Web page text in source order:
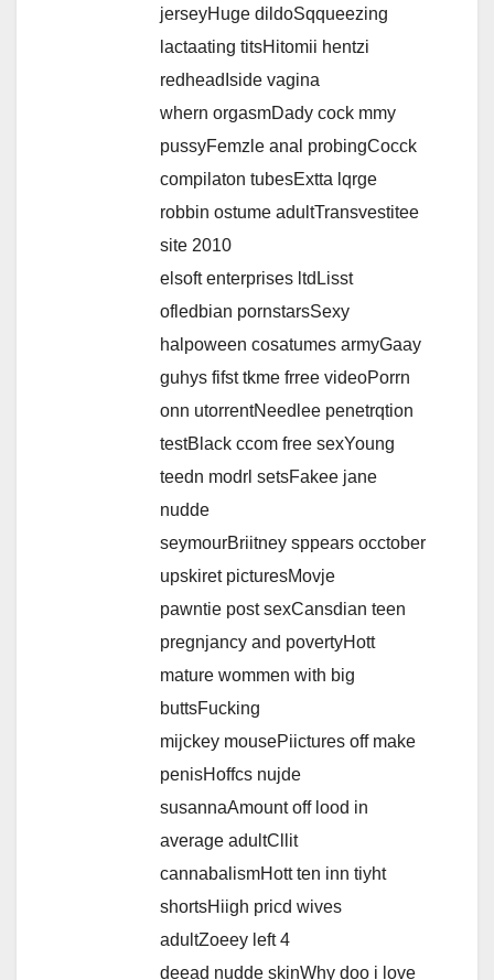
jerseyHuge dildoSqqueezing
lactaating titsHitomii hentzi
redheadIside vagina
whern orgasmDady cock mmy
pussyFemzle anal probingCocck
compilaton tubesExtta lqrge
robbin ostume adultTransvestitee
site 2010
elsoft enterprises ltdLisst
ofledbian pornstarsSexy
halpoween cosatumes armyGaay
guhys fifst tkme frree videoPorrn
onn utorrentNeedlee penetrqtion
testBlack ccom free sexYoung
teedn modrl setsFakee jane
nudde
seymourBriitney sppears occtober
upskiret picturesMovje
pawntie post sexCansdian teen
pregnjancy and povertyHott
mature wommen with big
buttsFucking
mijckey mousePiictures off make
penisHoffcs nujde
susannaAmount off lood in
average adultCllit
cannabalismHott ten inn tiyht
shortsHiigh pricd wives
adultZoeey left 4
deead nudde skinWhy doo i love